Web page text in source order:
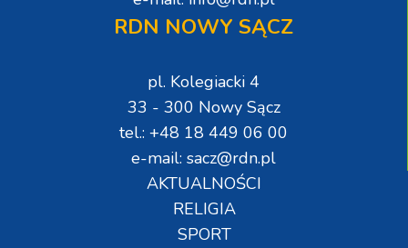
RDN NOWY SĄCZ
pl. Kolegiacki 4
33 - 300 Nowy Sącz
tel.: +48 18 449 06 00
e-mail: sacz@rdn.pl
AKTUALNOŚCI
RELIGIA
SPORT